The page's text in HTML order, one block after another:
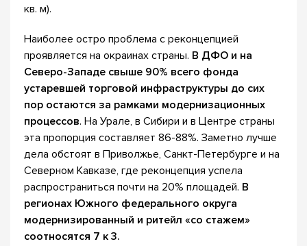
кв. м).
Наиболее остро проблема с реконцепцией
проявляется на окраинах страны. В ДФО и на
Северо-Западе свыше 90% всего фонда
устаревшей торговой инфраструктуры до сих
пор остаются за рамками модернизационных
процессов. На Урале, в Сибири и в Центре страны
эта пропорция составляет 86-88%. Заметно лучше
дела обстоят в Приволжье, Санкт-Петербурге и на
Северном Кавказе, где реконцепция успела
распространиться почти на 20% площадей. В
регионах Южного федерального округа
модернизированный и ритейл «со стажем»
соотносятся 7 к 3.